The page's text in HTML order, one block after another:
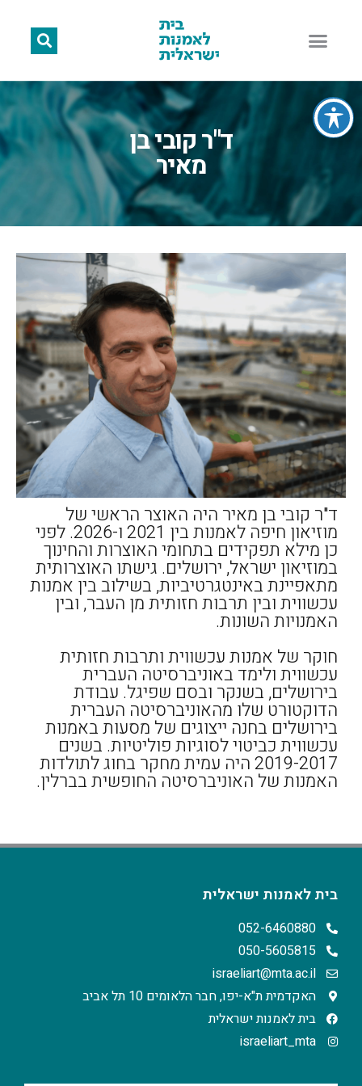
ד"ר קובי בן
מאיר
ד"ר קובי בן מאיר היה האוצר הראשי של
מוזיאון חיפה לאמנות בין 2021 ו-2026. לפני
כן מילא תפקידים בתחומי האוצרות והחינוך
במוזיאון ישראל, ירושלים. גישתו האוצרותית
מתאפיינת באינטגרטיביות, בשילוב בין אמנות
עכשווית ובין תרבות חזותית מן העבר, ובין
האמנויות השונות.
חוקר של אמנות עכשווית ותרבות חזותית
עכשווית ולימד באוניברסיטה העברית
בירושלים, בשנקר ובסם שפיגל. עבודת
הדוקטורט שלו מהאוניברסיטה העברית
בירושלים בחנה ייצוגים של מסעות באמנות
עכשווית כביטוי לסוגיות פוליטיות. בשנים
2019-2017 היה עמית מחקר בחוג לתולדות
האמנות של האוניברסיטה החופשית בברלין.
בית לאמנות ישראלית
052-6460880
050-5605815
israeliart@mta.ac.il
האקדמית ת"א-יפו, חבר הלאומים 10 תל אביב
בית לאמנות ישראלית
israeliart_mta